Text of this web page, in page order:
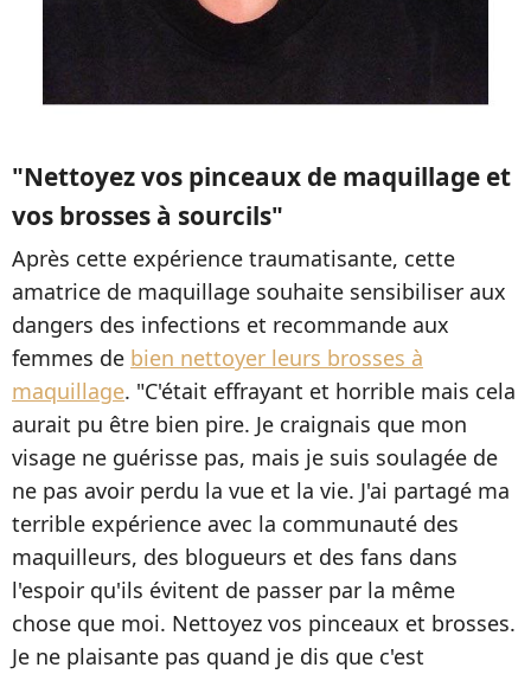
"Nettoyez vos pinceaux de maquillage et
vos brosses à sourcils"
Après cette expérience traumatisante, cette
amatrice de maquillage souhaite sensibiliser aux
dangers des infections et recommande aux
femmes de bien nettoyer leurs brosses à
maquillage. "C'était effrayant et horrible mais cela
aurait pu être bien pire. Je craignais que mon
visage ne guérisse pas, mais je suis soulagée de
ne pas avoir perdu la vue et la vie. J'ai partagé ma
terrible expérience avec la communauté des
maquilleurs, des blogueurs et des fans dans
l'espoir qu'ils évitent de passer par la même
chose que moi. Nettoyez vos pinceaux et brosses.
Je ne plaisante pas quand je dis que c'est